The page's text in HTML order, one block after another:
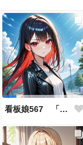
看板娘567 「雪村恋のよもやま話」